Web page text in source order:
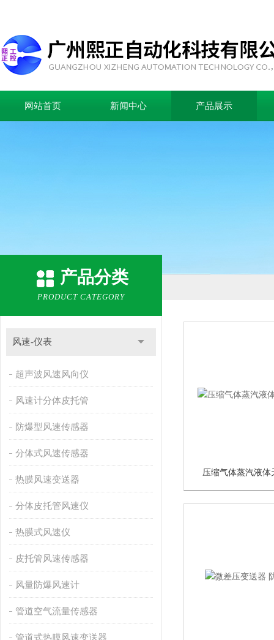
网站首页 新闻中心 产品展示
产品分类
PRODUCT CATEGORY
风速-仪表
超声波风速风向仪
风速计分体皮托管
防爆型风速传感器
分体式风速传感器
热膜风速变送器
分体皮托管风速仪
热膜式风速仪
皮托管风速传感器
风量防爆风速计
管道空气流量传感器
管道式热膜风速变送器
压缩气体蒸汽液体